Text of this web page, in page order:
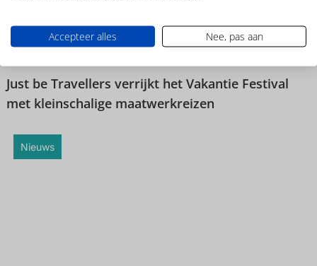
Just be Travellers verrijkt het Vakantie Festival
met kleinschalige maatwerkreizen
Nieuws
Accepteer alles Nee, pas aan